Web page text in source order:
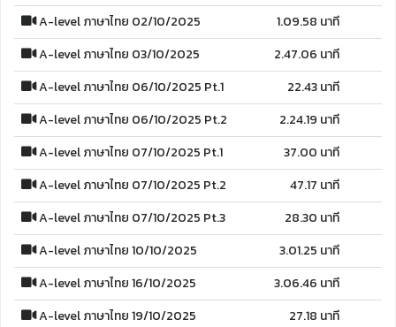
A-level ภาษาไทย 02/10/2025
1.09.58 นาที
A-level ภาษาไทย 03/10/2025
2.47.06 นาที
A-level ภาษาไทย 06/10/2025 Pt.1
22.43 นาที
A-level ภาษาไทย 06/10/2025 Pt.2
2.24.19 นาที
A-level ภาษาไทย 07/10/2025 Pt.1
37.00 นาที
A-level ภาษาไทย 07/10/2025 Pt.2
47.17 นาที
A-level ภาษาไทย 07/10/2025 Pt.3
28.30 นาที
A-level ภาษาไทย 10/10/2025
3.01.25 นาที
A-level ภาษาไทย 16/10/2025
3.06.46 นาที
A-level ภาษาไทย 19/10/2025
27.18 นาที